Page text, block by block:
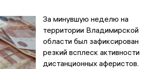
За минувшую неделю на
территории Владимирской
области был зафиксирован
резкий всплеск активности
дистанционных аферистов.